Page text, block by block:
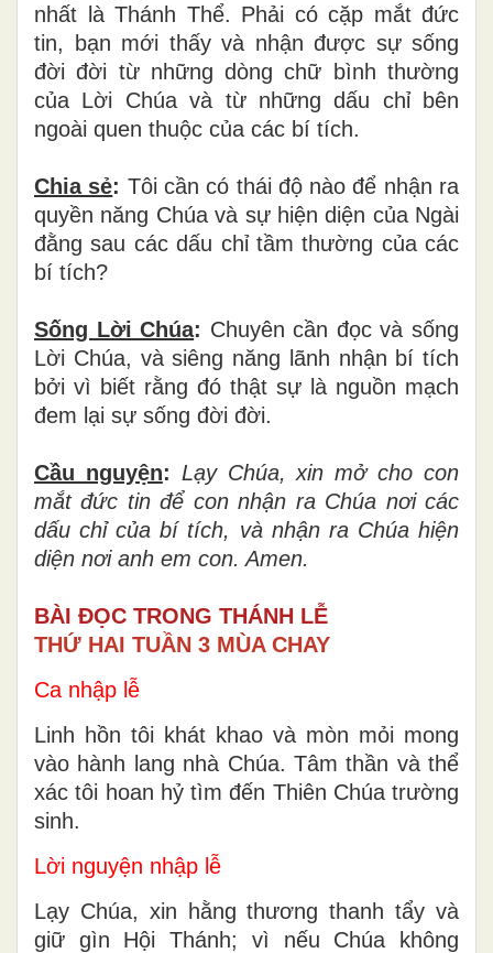
nhất là Thánh Thể. Phải có cặp mắt đức
tin, bạn mới thấy và nhận được sự sống
đời đời từ những dòng chữ bình thường
của Lời Chúa và từ những dấu chỉ bên
ngoài quen thuộc của các bí tích.
Chia sẻ: Tôi cần có thái độ nào để nhận ra
quyền năng Chúa và sự hiện diện của Ngài
đằng sau các dấu chỉ tầm thường của các
bí tích?
Sống Lời Chúa: Chuyên cần đọc và sống
Lời Chúa, và siêng năng lãnh nhận bí tích
bởi vì biết rằng đó thật sự là nguồn mạch
đem lại sự sống đời đời.
Cầu nguyện: Lạy Chúa, xin mở cho con
mắt đức tin để con nhận ra Chúa nơi các
dấu chỉ của bí tích, và nhận ra Chúa hiện
diện nơi anh em con. Amen.
BÀI ĐỌC TRONG THÁNH LỄ
THỨ HAI TUẦN 3 MÙA CHAY
Ca nhập lễ
Linh hồn tôi khát khao và mòn mỏi mong
vào hành lang nhà Chúa. Tâm thần và thể
xác tôi hoan hỷ tìm đến Thiên Chúa trường
sinh.
Lời nguyện nhập lễ
Lạy Chúa, xin hằng thương thanh tẩy và
giữ gìn Hội Thánh; vì nếu Chúa không